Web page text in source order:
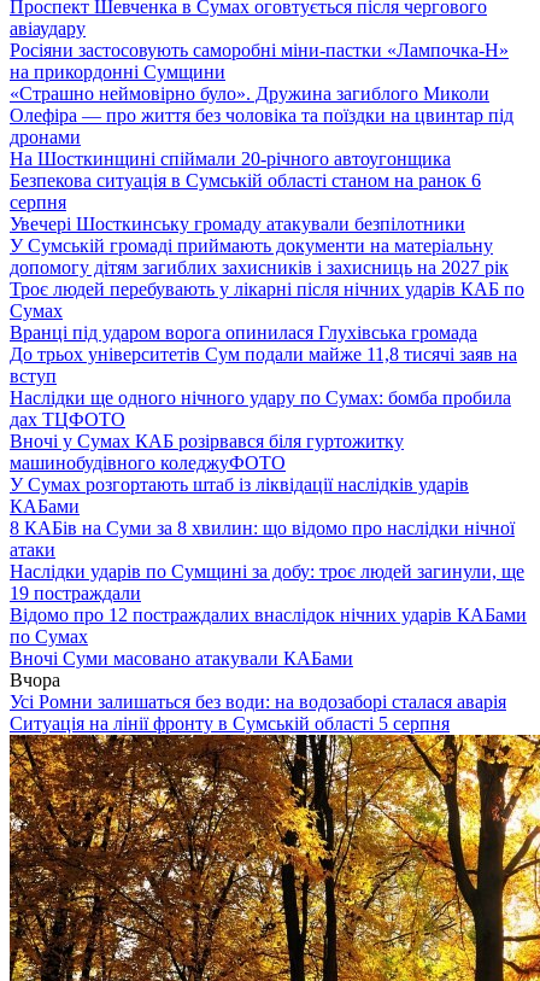
Проспект Шевченка в Сумах оговтується після чергового
авіаудару
Росіяни застосовують саморобні міни-пастки «Лампочка-Н»
на прикордонні Сумщини
«Страшно неймовірно було». Дружина загиблого Миколи
Олефіра — про життя без чоловіка та поїздки на цвинтар під
дронами
На Шосткинщині спіймали 20-річного автоугонщика
Безпекова ситуація в Сумській області станом на ранок 6
серпня
Увечері Шосткинську громаду атакували безпілотники
У Сумській громаді приймають документи на матеріальну
допомогу дітям загиблих захисників і захисниць на 2027 рік
Троє людей перебувають у лікарні після нічних ударів КАБ по
Сумах
Вранці під ударом ворога опинилася Глухівська громада
До трьох університетів Сум подали майже 11,8 тисячі заяв на
вступ
Наслідки ще одного нічного удару по Сумах: бомба пробила
дах ТЦФОТО
Вночі у Сумах КАБ розірвався біля гуртожитку
машинобудівного коледжуФОТО
У Сумах розгортають штаб із ліквідації наслідків ударів
КАБами
8 КАБів на Суми за 8 хвилин: що відомо про наслідки нічної
атаки
Наслідки ударів по Сумщині за добу: троє людей загинули, ще
19 постраждали
Відомо про 12 постраждалих внаслідок нічних ударів КАБами
по Сумах
Вночі Суми масовано атакували КАБами
Вчора
Усі Ромни залишаться без води: на водозаборі сталася аварія
Ситуація на лінії фронту в Сумській області 5 серпня